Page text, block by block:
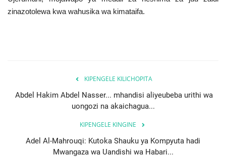
zinazotolewa kwa wahusika wa kimataifa.
KIPENGELE KILICHOPITA
Abdel Hakim Abdel Nasser... mhandisi aliyeubeba urithi wa
uongozi na akaichagua...
KIPENGELE KINGINE
Adel Al-Mahrouqi: Kutoka Shauku ya Kompyuta hadi
Mwangaza wa Uandishi wa Habari...